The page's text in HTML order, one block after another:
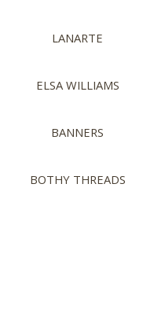
LANARTE
ELSA WILLIAMS
BANNERS
BOTHY THREADS